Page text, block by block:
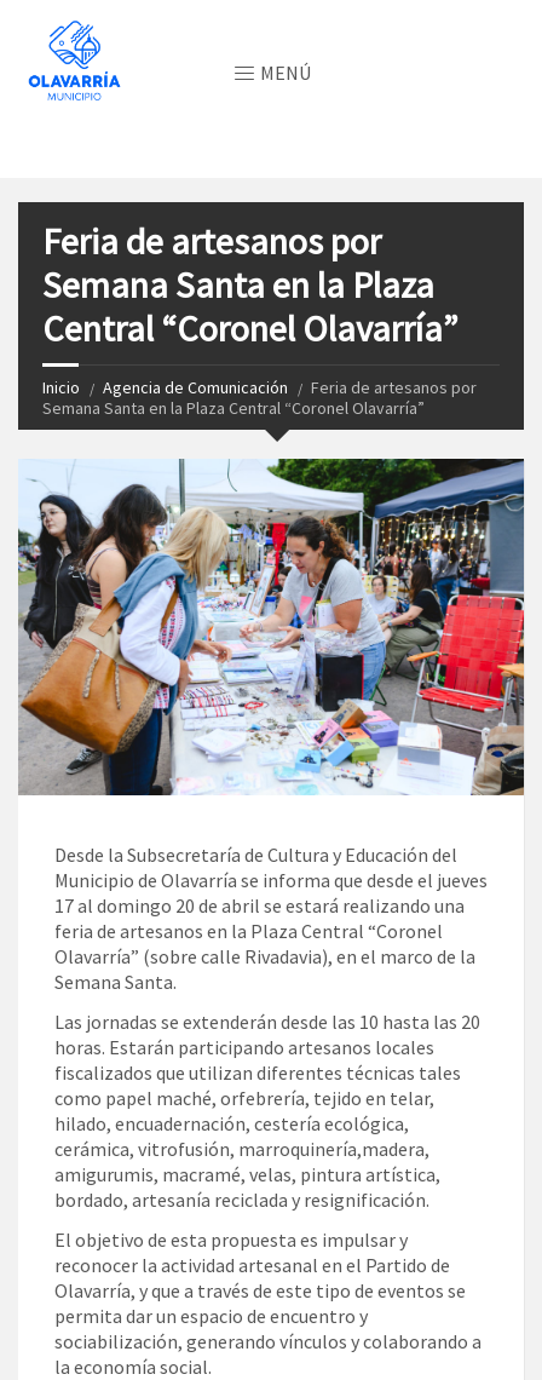
MENÚ
Feria de artesanos por
Semana Santa en la Plaza
Central “Coronel Olavarría”
Inicio Agencia de Comunicación
Feria de artesanos por
Semana Santa en la Plaza Central “Coronel Olavarría”
Desde la Subsecretaría de Cultura y Educación del
Municipio de Olavarría se informa que desde el jueves
17 al domingo 20 de abril se estará realizando una
feria de artesanos en la Plaza Central “Coronel
Olavarría” (sobre calle Rivadavia), en el marco de la
Semana Santa.
Las jornadas se extenderán desde las 10 hasta las 20
horas. Estarán participando artesanos locales
fiscalizados que utilizan diferentes técnicas tales
como papel maché, orfebrería, tejido en telar,
hilado, encuadernación, cestería ecológica,
cerámica, vitrofusión, marroquinería,madera,
amigurumis, macramé, velas, pintura artística,
bordado, artesanía reciclada y resignificación.
El objetivo de esta propuesta es impulsar y
reconocer la actividad artesanal en el Partido de
Olavarría, y que a través de este tipo de eventos se
permita dar un espacio de encuentro y
sociabilización, generando vínculos y colaborando a
la economía social.